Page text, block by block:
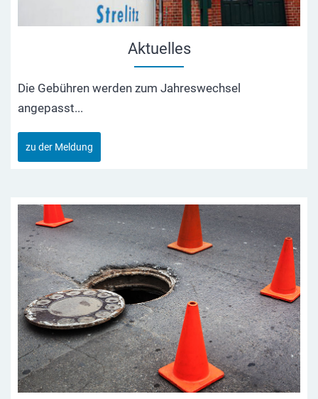
Aktuelles
Die Gebühren werden zum Jahreswechsel
angepasst...
zu der Meldung